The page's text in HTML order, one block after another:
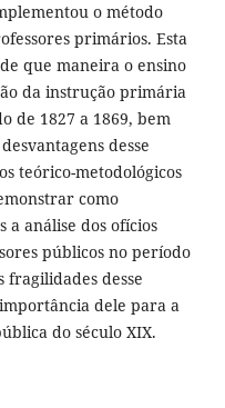
o método
primários. Esta
que maneira o ensino
da instrução primária
de 1827 a 1869, bem
desse
teórico-metodológicos
como
a análise dos ofícios
públicos no período
fragilidades desse
dele para a
do século XIX.